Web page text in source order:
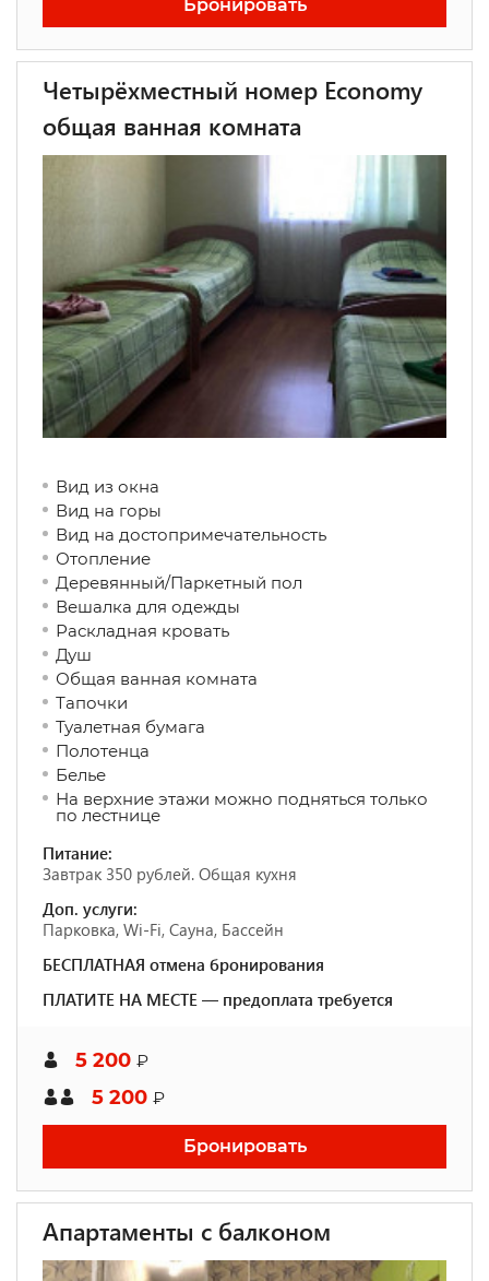
Бронировать
Четырёхместный номер Economy
общая ванная комната
Вид из окна
Вид на горы
Вид на достопримечательность
Отопление
Деревянный/Паркетный пол
Вешалка для одежды
Раскладная кровать
Душ
Общая ванная комната
Тапочки
Туалетная бумага
Полотенца
Белье
На верхние этажи можно подняться только
по лестнице
Питание:
Завтрак 350 рублей. Общая кухня
Доп. услуги:
Парковка, Wi-Fi, Сауна, Бассейн
БЕСПЛАТНАЯ отмена бронирования
ПЛАТИТЕ НА МЕСТЕ — предоплата требуется
5 200 ₽
5 200 ₽
Бронировать
Апартаменты с балконом